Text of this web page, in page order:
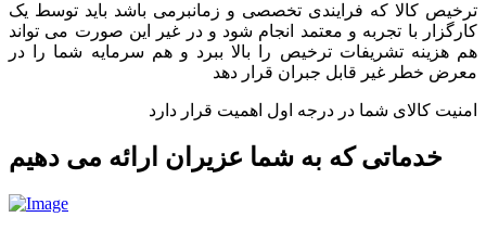
ترخیص کالا که فرایندی تخصصی و زمانبرمی باشد باید توسط یک
کارگزار با تجربه و معتمد انجام شود و در غیر این صورت می تواند
هم هزینه تشریفات ترخیص را بالا ببرد و هم سرمایه شما را در
معرض خطر غیر قابل جبران قرار دهد
امنیت کالای شما در درجه اول اهمیت قرار دارد
خدماتی که به شما عزیران ارائه می دهیم